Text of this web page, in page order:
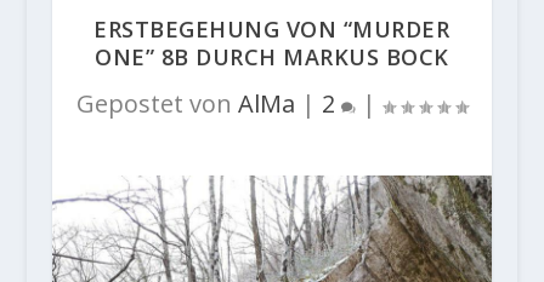
ERSTBEGEHUNG VON “MURDER
ONE” 8B DURCH MARKUS BOCK
Gepostet von AlMa | 2 |